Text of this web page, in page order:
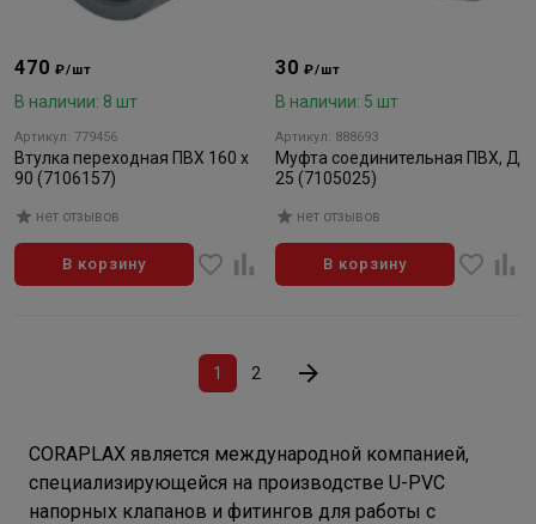
470₽/шт
В наличии: 8 шт
Артикул: 779456
Втулка переходная ПВХ 160 х
90 (7106157)
нет отзывов
В корзину
30₽/шт
В наличии: 5 шт
Артикул: 888693
Муфта соединительная ПВХ, Д
25 (7105025)
нет отзывов
В корзину
1 2
CORAPLAX является международной компанией,
специализирующейся на производстве U-PVC
напорных клапанов и фитингов для работы с